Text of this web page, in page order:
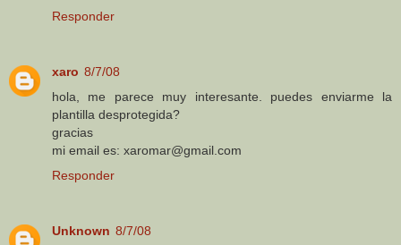
Responder
xaro 8/7/08
hola, me parece muy interesante. puedes enviarme la
plantilla desprotegida?
gracias
mi email es: xaromar@gmail.com
Responder
Unknown 8/7/08